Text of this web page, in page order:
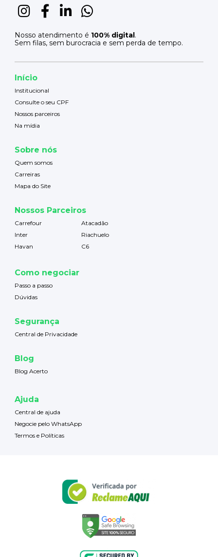
Nosso atendimento é 100% digital.
Sem filas, sem burocracia e sem perda de tempo.
Início
Institucional
Consulte o seu CPF
Nossos parceiros
Na mídia
Sobre nós
Quem somos
Carreiras
Mapa do Site
Nossos Parceiros
Carrefour
Atacadão
Inter
Riachuelo
Havan
C6
Como negociar
Passo a passo
Dúvidas
Segurança
Central de Privacidade
Blog
Blog Acerto
Ajuda
Central de ajuda
Negocie pelo WhatsApp
Termos e Políticas